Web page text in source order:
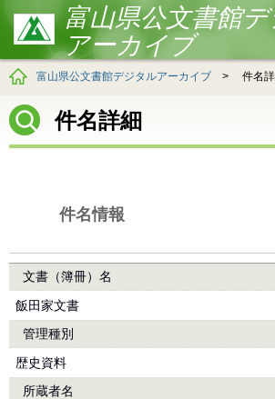
富山県公文書館
アーカイブ
富山県公文書館デジタルアーカイブ > 件名
件名詳細
件名情報
文書（簿冊）名
飯田家文書
管理種別
歴史資料
所蔵者名